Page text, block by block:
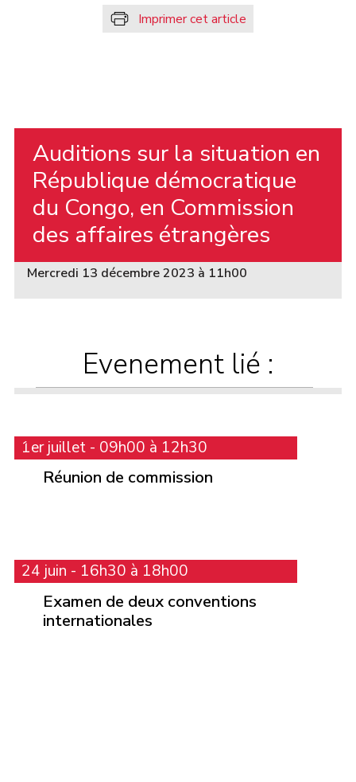
Imprimer cet article
Auditions sur la situation en
République démocratique
du Congo, en Commission
des affaires étrangères
Mercredi 13 décembre 2023 à 11h00
Evenement lié :
1er juillet - 09h00 à 12h30
Réunion de commission
24 juin - 16h30 à 18h00
Examen de deux conventions
internationales